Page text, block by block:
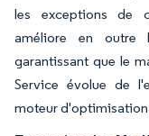
les exceptions de
améliore en outre
garantissant que le
Service évolue de
moteur